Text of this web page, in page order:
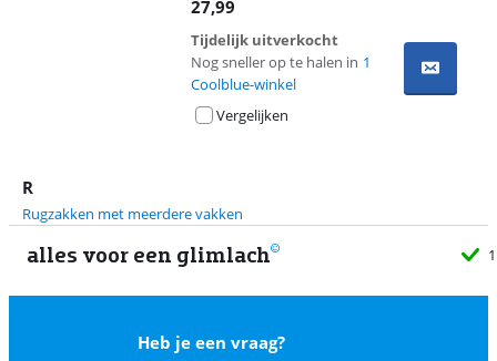
27,99
Tijdelijk uitverkocht
Nog sneller op te halen in 1
Coolblue-winkel
Vergelijken
R
Rugzakken met meerdere vakken
alles voor een glimlach
Heb je een vraag?